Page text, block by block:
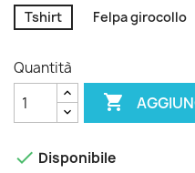
Tshirt Felpa girocollo
Quantità

 Disponibile